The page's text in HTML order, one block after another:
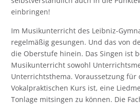
einbringen!
Im Musikunterricht des Leibniz-
regelmäßig gesungen. Und das von
die Oberstufe hinein. Das Singen ist
Musikunterricht sowohl
Unterrichtsthema. Voraussetzung für
Vokalpraktischen Kurs ist, eine
Tonlage mitsingen zu können. Die